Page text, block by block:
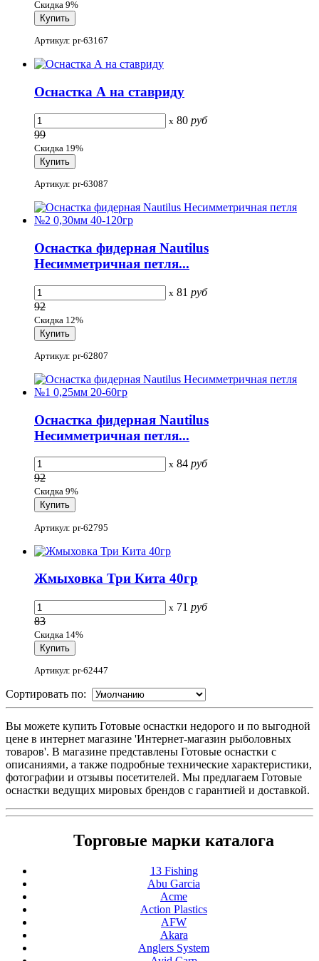
Скидка 9%
Артикул: pr-63167
Оснастка А на ставриду
x 80 руб
99
Скидка 19%
Артикул: pr-63087
Оснастка фидерная Nautilus
Несимметричная петля...
x 81 руб
92
Скидка 12%
Артикул: pr-62807
Оснастка фидерная Nautilus
Несимметричная петля...
x 84 руб
92
Скидка 9%
Артикул: pr-62795
Жмыховка Три Кита 40гр
x 71 руб
83
Скидка 14%
Артикул: pr-62447
Сортировать по:
Вы можете купить Готовые оснастки недорого и по выгодной
цене в интернет магазине 'Интернет-магазин рыболовных
товаров'. В магазине представлены Готовые оснастки с
описаниями, а также подробные технические характеристики,
фотографии и отзывы посетителей. Мы предлагаем Готовые
оснастки ведущих мировых брендов с гарантией и доставкой.
Торговые марки каталога
13 Fishing
Abu Garcia
Acme
Action Plastics
AFW
Akara
Anglers System